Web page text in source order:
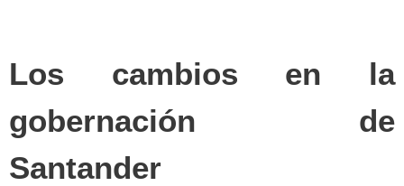
Los cambios en la
gobernación de
Santander